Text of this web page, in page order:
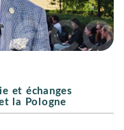
et échanges
la Pologne